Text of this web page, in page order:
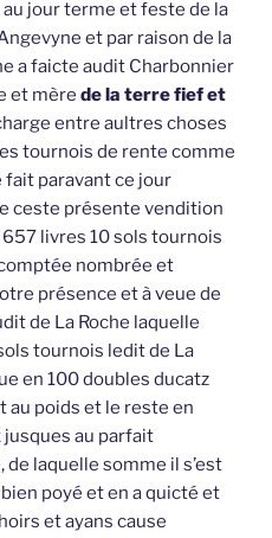
jour terme et feste de la
et par raison de la
a faicte audit Charbonnier
et mère de la terre fief et
entre aultres choses
tournois de rente comme
paravant ce jour
ceste présente vendition
livres 10 sols tournois
nombrée et
présence et à veue de
de La Roche laquelle
tournois ledit de La
en 100 doubles ducatz
au poids et le reste en
au parfait
laquelle somme il s’est
poyé et en a quicté et
et ayans cause